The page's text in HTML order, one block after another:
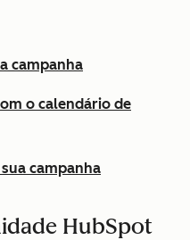
campanha
o calendário de
campanha
HubSpot